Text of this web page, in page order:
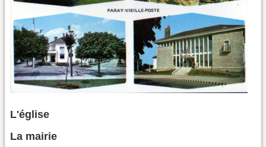
L'église
La mairie